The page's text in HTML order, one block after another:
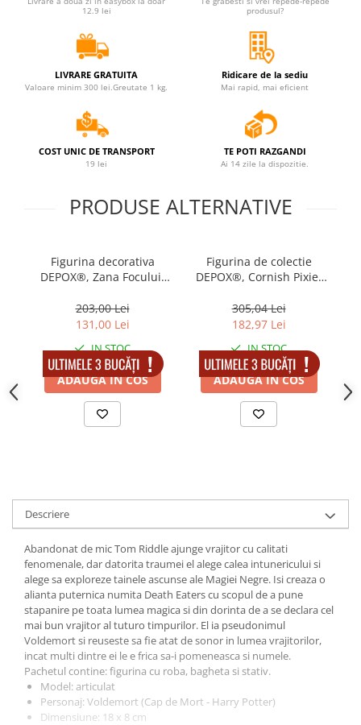
12.9 lei
produsul?
LIVRARE GRATUITA
Valoare minim 300 lei.Greutate 1 kg.
Ridicare de la sediu
Mai rapid, mai eficient
COST UNIC DE TRANSPORT
19 lei
TE POTI RAZGANDI
Ai 14 zile la dispozitie.
PRODUSE ALTERNATIVE
Figurina decorativa
DEPOX®, Zana Focului,
17 cm, verde
203,00 Lei
131,00 Lei
IN STOC
ADAUGA IN COS
Figurina de colectie
DEPOX®, Cornish Pixie,
suport sticla inclus
305,04 Lei
182,97 Lei
IN STOC
ADAUGA IN COS
Descriere
Abandonat de mic Tom Riddle ajunge vrajitor cu calitati
fenomenale, dar datorita traumei el alege calea intunericului si
alege sa exploreze tainele ascunse ale Magiei Negre. Isi creaza o
alianta puternica numita Death Eaters cu scopul de a pune
stapanire pe toata lumea magica si din dorinta de a se declara cel
mai bun vrajitor al tuturo timpurilor. El ia pseudonimul
Voldemort si reuseste sa fie atat de sonor in lumea vrajitorilor,
incat multi dintre ei le e frica sa-i pomeneasca si numele.
Pachetul contine: figurina cu roba, bagheta si stativ.
Model: articulat
Personaj: Voldemort (Cap de Mort - Harry Potter)
Dimensiune: 18 x 8 cm